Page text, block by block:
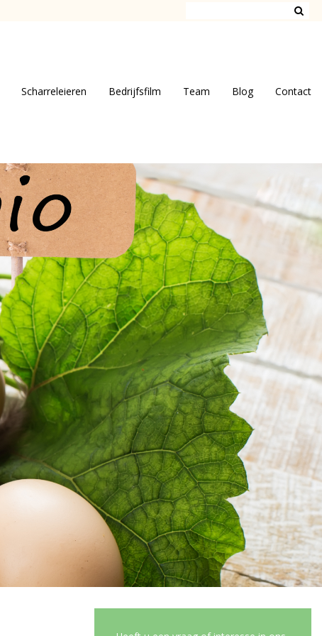
Scharreleieren Bedrijfsfilm Team Blog Contact